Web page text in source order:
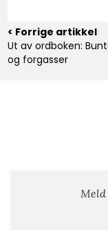
< Forrige artikkel
Ut av ordboken:
og forgasser
Meld